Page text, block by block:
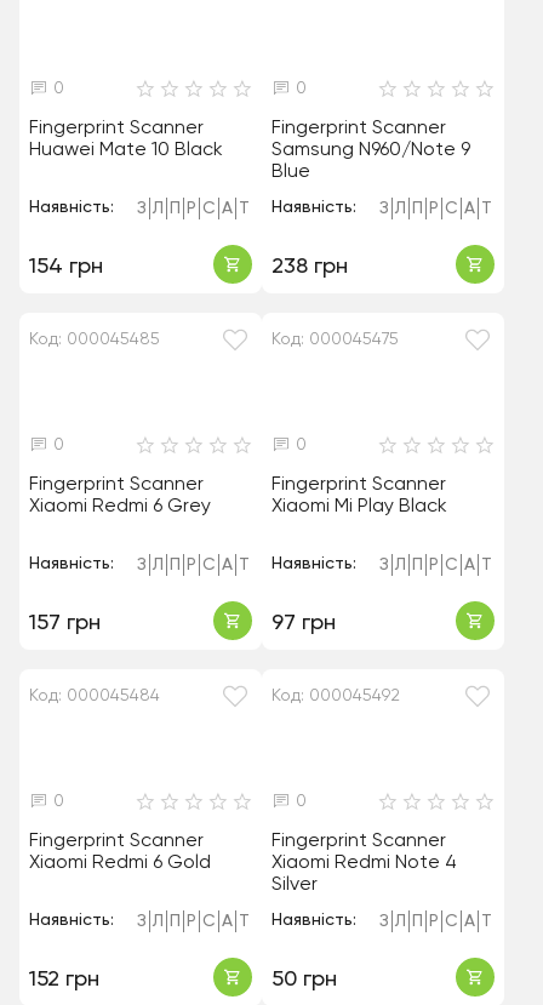
0
Fingerprint Scanner
Huawei Mate 10 Black
Наявність: З Л Р С А
154 грн
0
Fingerprint Scanner
Samsung N960/Note 9
Blue
Наявність: З Л Р С А
238 грн
Код: 000045485
0
Fingerprint Scanner
Xiaomi Redmi 6 Grey
Наявність: З Л Р С А
157 грн
Код: 000045475
0
Fingerprint Scanner
Xiaomi Mi Play Black
Наявність: З Л Р С А
97 грн
Код: 000045484
0
Fingerprint Scanner
Xiaomi Redmi 6 Gold
Наявність: З Л Р С А
152 грн
Код: 000045492
0
Fingerprint Scanner
Xiaomi Redmi Note 4
Silver
Наявність: З Л Р С А
50 грн